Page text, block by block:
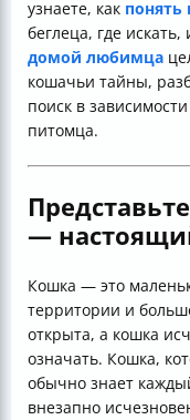
узнаете, как понять
беглеца, где
домой любимца
кошачьи тайны,
поиск в
питомца.
—
Кошка — это
территории и
открыта, а кошка
означать. Кошка,
обычно знает
внезапно